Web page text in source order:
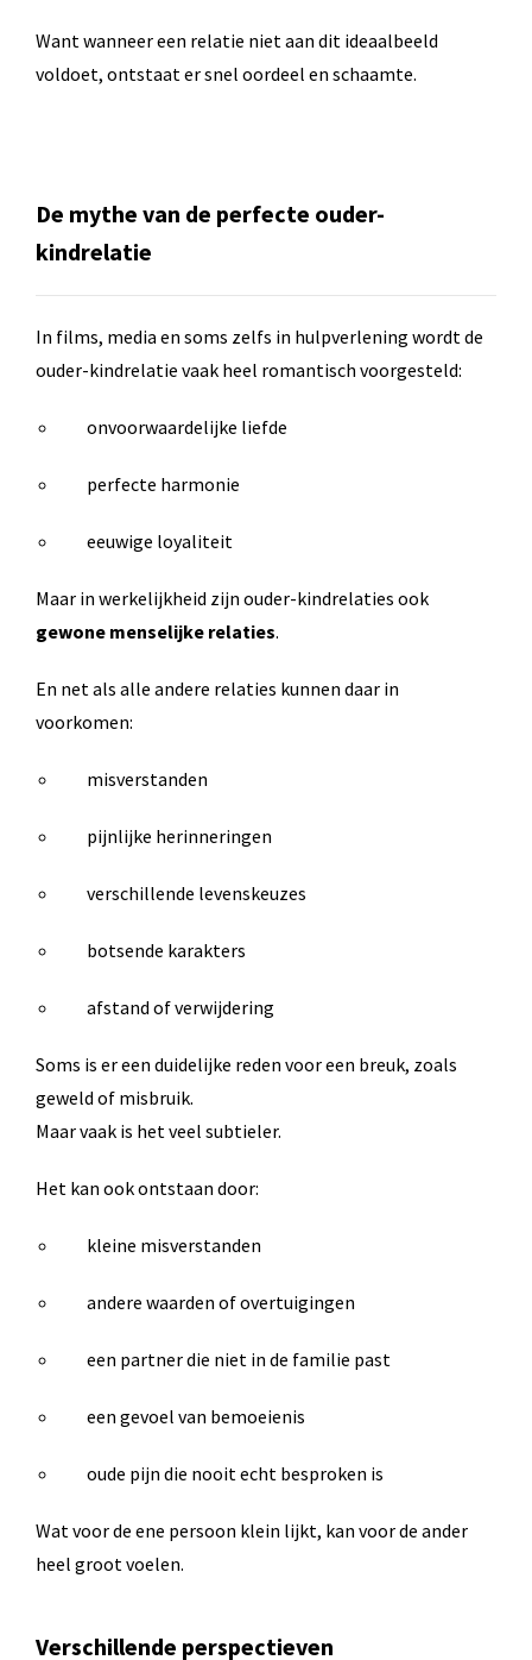
Want wanneer een relatie niet aan dit ideaalbeeld
voldoet, ontstaat er snel oordeel en schaamte.
De mythe van de perfecte ouder-
kindrelatie
In films, media en soms zelfs in hulpverlening wordt de
ouder-kindrelatie vaak heel romantisch voorgesteld:
onvoorwaardelijke liefde
perfecte harmonie
eeuwige loyaliteit
Maar in werkelijkheid zijn ouder-kindrelaties ook
gewone menselijke relaties.
En net als alle andere relaties kunnen daar in
voorkomen:
misverstanden
pijnlijke herinneringen
verschillende levenskeuzes
botsende karakters
afstand of verwijdering
Soms is er een duidelijke reden voor een breuk, zoals
geweld of misbruik.
Maar vaak is het veel subtieler.
Het kan ook ontstaan door:
kleine misverstanden
andere waarden of overtuigingen
een partner die niet in de familie past
een gevoel van bemoeienis
oude pijn die nooit echt besproken is
Wat voor de ene persoon klein lijkt, kan voor de ander
heel groot voelen.
Verschillende perspectieven